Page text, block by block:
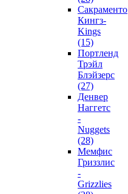
Сакраменто
Кингз-
Kings
(15)
Портленд
Трэйл
Блэйзерс
(27)
Денвер
Наггетс
-
Nuggets
(28)
Мемфис
Гриззлис
-
Grizzlies